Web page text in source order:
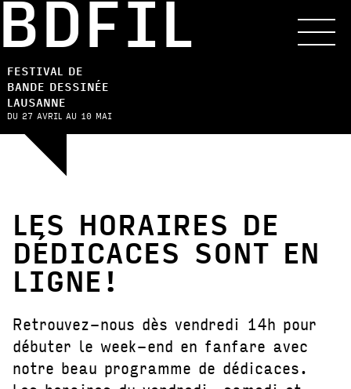
FESTIVAL DE
BANDE DESSINÉE
LAUSANNE
DU 27 AVRIL AU 10 MAI
LES HORAIRES DE
DÉDICACES SONT EN
LIGNE!
Retrouvez-nous dès vendredi 14h pour
débuter le week-end en fanfare avec
notre beau programme de dédicaces.